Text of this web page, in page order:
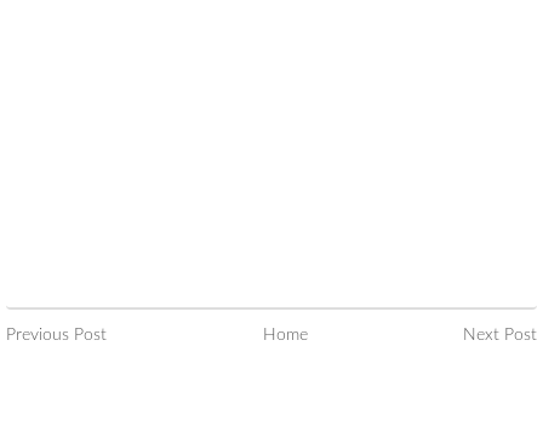
Previous Post Home Next Post